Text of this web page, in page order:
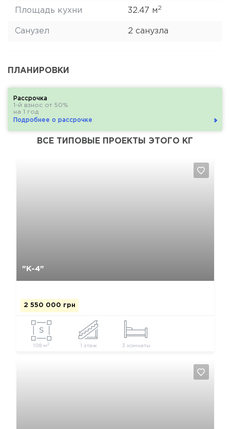
Площадь кухни 32.47 м2
Санузел 2 санузла
ПЛАНИРОВКИ
Рассрочка
1-й взнос от 50%
на 1 год
Подробнее о рассрочке
ВСЕ ТИПОВЫЕ ПРОЕКТЫ ЭТОГО КГ
"К-4"
2 550 000 грн
108 м 2 1 этаж 3 комнаты